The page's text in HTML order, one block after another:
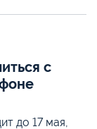
с
до 17 мая,